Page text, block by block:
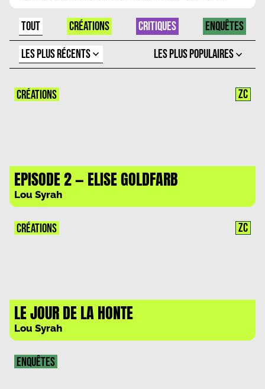
TOUT CRÉATIONS CRITIQUES
ENQUÊTES
LES PLUS RÉCENTS
LES PLUS POPULAIRES
EPISODE 2 — ELISE GOLDFARB
Lou Syrah
CRÉATIONS ZC
LE JOUR DE LA HONTE
Lou Syrah
CRÉATIONS ZC
ENQUÊTES